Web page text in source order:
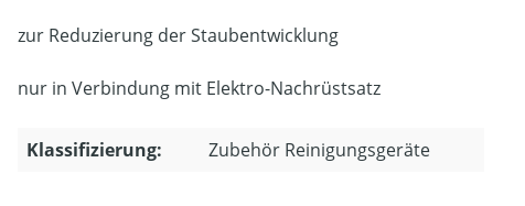
zur Reduzierung der Staubentwicklung
nur in Verbindung mit Elektro-Nachrüstsatz
Klassifizierung: Zubehör Reinigungsgeräte